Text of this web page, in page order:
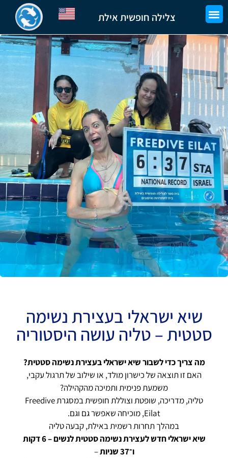
צלילה חופשית אילת
שיא ישראלי בעצירת נשימה
סטטית – טליה עושה היסטוריה
מה צריך כדי לשבור שיא ישראלי בעצירת נשימה סטטית?
האם זו תוצאה של כישרון מולד, או שילוב של תרגול עקבי,
משמעת פנימית ותמיכה מהקהילה?
טליה, מדריכה, שופטת וצוללת חופשית במסגרת Freedive
Eilat, מוכיחה שאפשר גם וגם.
במהלך תחרות רשמית באילת, קבעה טליה
שיא ישראלי חדש לעצירת נשימה סטטית לנשים – 6 דקות
ו־37 שניות
–